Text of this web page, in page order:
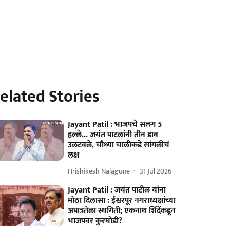
Stories
Jayant Patil : भाजपचे सलग 5
हल्ले... जयंत पाटलांनी तीन डाव
उलटवले, चौथ्या चालीकडे सांगलीचं
लक्ष
Hrishikesh Nalagune 31 Jul 2026
Jayant Patil : जयंत पाटील यांना
मोठा दिलासा : ईश्वरपूर नगराध्यक्षांच्या
अपात्रतेला स्थगिती; एकनाथ शिंदेंकडून
भाजपवर कुरघोडी?